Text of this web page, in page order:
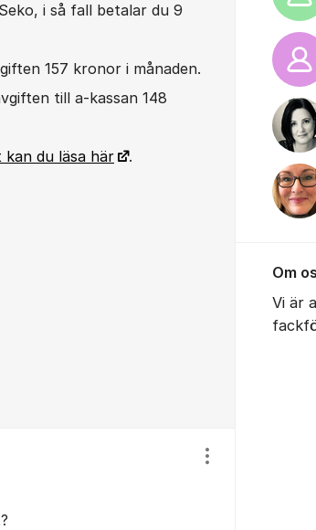
i så fall betalar du 9
157 kronor i månaden.
till a-kassan 148
kan du läsa här .
Visa/dölj
Om
Vi är